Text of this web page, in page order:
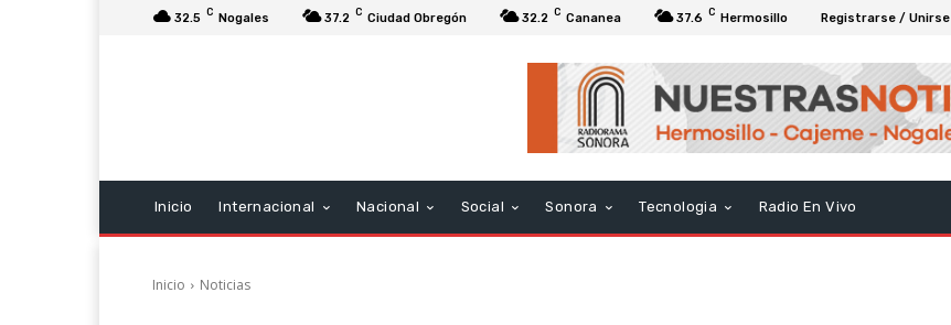
32.5 C Nogales 37.2 C Ciudad Obregón 32.2 C Cananea 37.6 C Hermosillo Registrarse / Unirse
Inicio Internacional Nacional Social Sonora Tecnologia Radio En Vivo
Inicio Noticias